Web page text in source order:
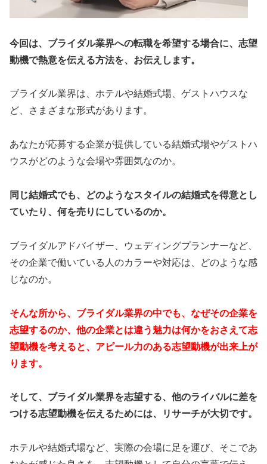
今回は、ブライダル業界への転職を希望する場合に、志望
動機で熱意を伝える方法を、お伝えします。
ブライダル業界は、ホテルや結婚式場、ゲストハウスな
ど、さまざまな形式があります。
あなたが応募する企業が提供している結婚式場やゲストハ
ウスがどのような会場や雰囲気なのか。
同じ結婚式でも、どのようなスタイルの結婚式を得意とし
ていたり、何を売りにしているのか。
ブライダルアドバイザー、ウェディングプランナーなど、
その企業で働いている人のカラーや対応は、どのような感
じなのか。
そんな所から、ブライダル業界の中でも、なぜその企業を
志望するのか、他の企業とは違う魅力は何かをおさえて志
望動機を考えると、アピール力のある志望動機が出来上が
ります。
そして、ブライダル業界を志望する、他のライバルに差を
つける志望動機を伝えるためには、リサーチが大切です。
ホテルや結婚式場など、実際の会場に足を運び、そこであ